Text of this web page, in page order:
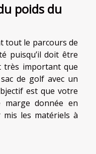
poids du
tout le parcours de
puisqu’il doit être
très important que
de golf avec un
est que votre
marge donnée en
les matériels à